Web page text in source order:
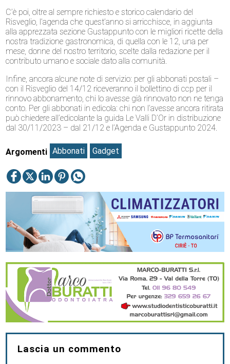
C’è poi, oltre al sempre richiesto e storico calendario del
Risveglio, l’agenda che quest’anno si arricchisce, in aggiunta
alla apprezzata sezione Gustappunto con le migliori ricette della
nostra tradizione gastronomica, di quella con le 12, una per
mese, donne del nostro territorio, scelte dalla redazione per il
contributo umano e sociale dato alla comunità.
Infine, ancora alcune note di servizio: per gli abbonati postali –
con il Risveglio del 14/12 riceveranno il bollettino di ccp per il
rinnovo abbonamento, chi lo avesse già rinnovato non ne tenga
conto. Per gli abbonati in edicola: chi non l’avesse ancora ritirata
può chiedere all’edicolante la guida Le Valli D’Or in distribuzione
dal 30/11/2023 – dal 21/12 e l’Agenda e Gustappunto 2024.
Argomenti Abbonati Gadget
Lascia un commento